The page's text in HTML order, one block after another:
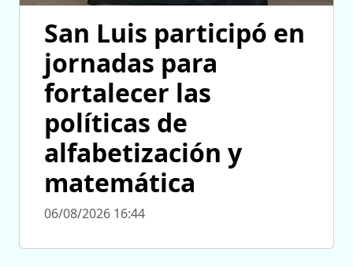
San Luis participó en
jornadas para
fortalecer las
políticas de
alfabetización y
matemática
06/08/2026 16:44